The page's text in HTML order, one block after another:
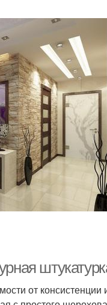
от консистенции